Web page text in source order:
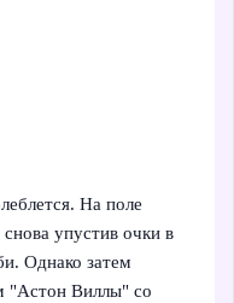
На поле
упустив очки в
Однако затем
"Астон Виллы" со